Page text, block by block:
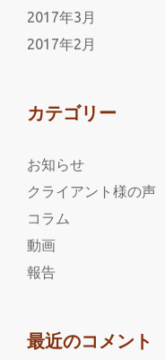
2017年3月
2017年2月
カテゴリー
お知らせ
クライアント様の声
コラム
動画
報告
最近のコメント